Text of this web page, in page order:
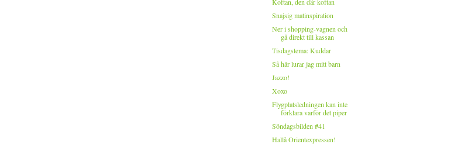
Snajsig matinspiration
Ner i shopping-vagnen och
gå direkt till kassan
Tisdagstema: Kuddar
Så här lurar jag mitt barn
Jazzo!
Xoxo
Flygplatsledningen kan inte
förklara varför det piper
Söndagsbilden #41
Hallå Orientexpressen!